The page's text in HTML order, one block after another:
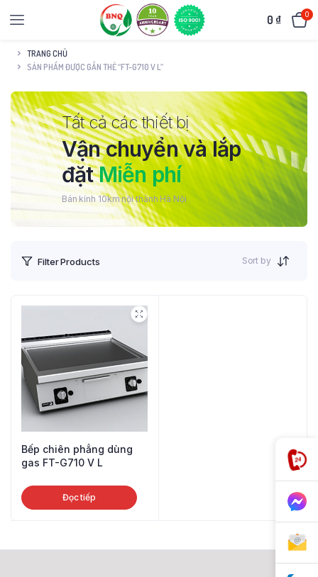
0 ₫ 0
TRANG CHỦ
SẢN PHẨM ĐƯỢC GẮN THẺ “FT-G710 V L”
Tất cả các thiết bị
Vận chuyển và lắp
đặtMiễn phí
Bán kính 10km nội thành Hà Nội
Filter Products Sort by
Bếp chiên phẳng dùng
gas FT-G710 V L
Đọc tiếp